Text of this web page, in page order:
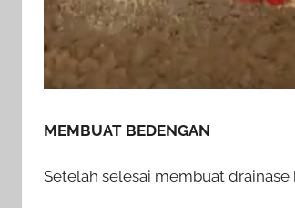
MEMBUAT BEDENGAN
Setelah selesai membuat